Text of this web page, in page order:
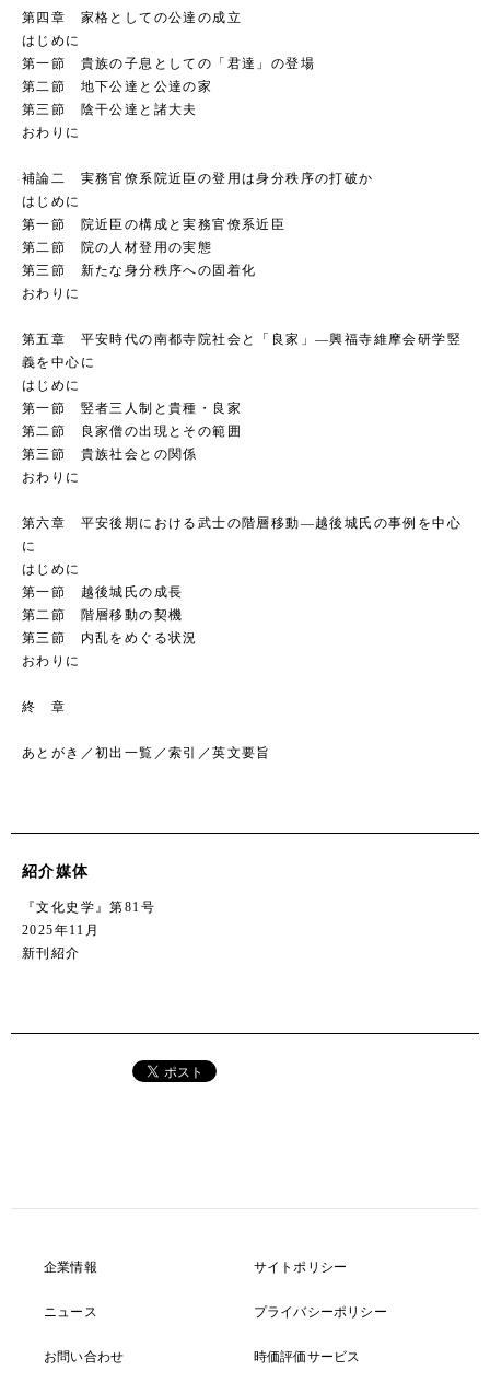
第四章 家格としての公達の成立
はじめに
第一節 貴族の子息としての「君達」の登場
第二節 地下公達と公達の家
第三節 陰干公達と諸大夫
おわりに
補論二 実務官僚系院近臣の登用は身分秩序の打破か
はじめに
第一節 院近臣の構成と実務官僚系近臣
第二節 院の人材登用の実態
第三節 新たな身分秩序への固着化
おわりに
第五章 平安時代の南都寺院社会と「良家」―興福寺維摩会研学竪
義を中心に
はじめに
第一節 竪者三人制と貴種・良家
第二節 良家僧の出現とその範囲
第三節 貴族社会との関係
おわりに
第六章 平安後期における武士の階層移動―越後城氏の事例を中心
に
はじめに
第一節 越後城氏の成長
第二節 階層移動の契機
第三節 内乱をめぐる状況
おわりに
終 章
あとがき／初出一覧／索引／英文要旨
紹介媒体
『文化史学』第81号
2025年11月
新刊紹介
企業情報
ニュース
お問い合わせ
サイトポリシー
プライバシーポリシー
時価評価サービス